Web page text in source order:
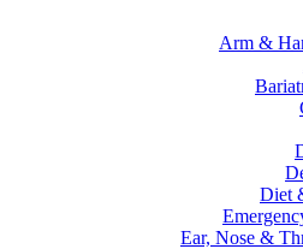
Arm &
Diet
Ear, Nose &